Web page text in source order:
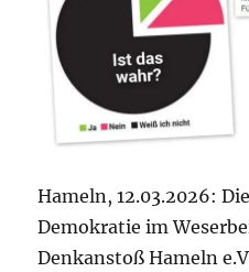
Hameln, 12.03.2026:
Demokratie im
Denkanstoß Hameln